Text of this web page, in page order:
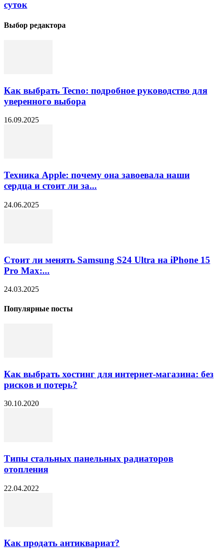
суток
Выбор редактора
Как выбрать Tecno: подробное руководство для
уверенного выбора
16.09.2025
Техника Apple: почему она завоевала наши
сердца и стоит ли за...
24.06.2025
Стоит ли менять Samsung S24 Ultra на iPhone 15
Pro Max:...
24.03.2025
Популярные посты
Как выбрать хостинг для интернет-магазина: без
рисков и потерь?
30.10.2020
Типы стальных панельных радиаторов
отопления
22.04.2022
Как продать антиквариат?